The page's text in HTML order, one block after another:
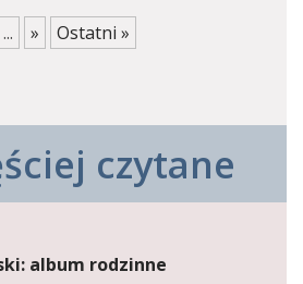
... » Ostatni »
czytane
album rodzinne